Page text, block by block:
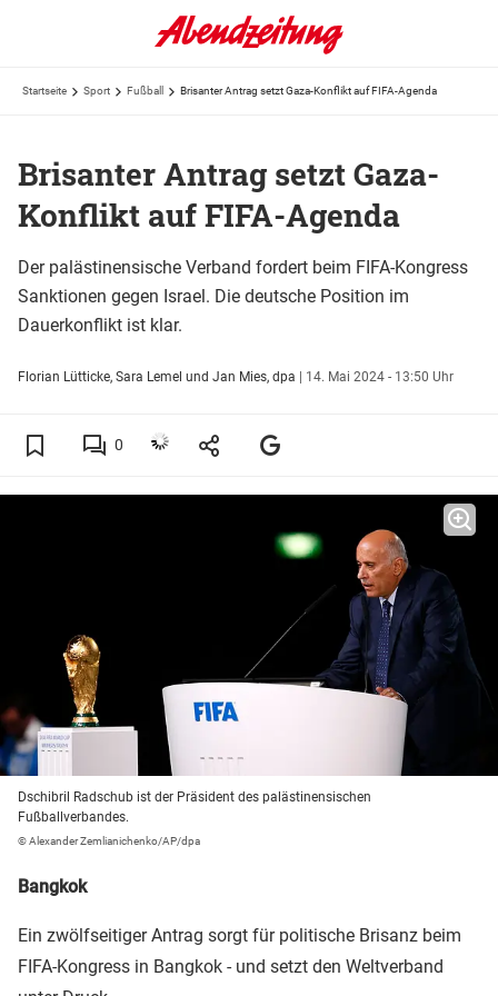
Startseite Sport Fußball Brisanter Antrag setzt Gaza-Konflikt auf FIFA-Agenda
Brisanter Antrag setzt Gaza-
Konflikt auf FIFA-Agenda
Der palästinensische Verband fordert beim FIFA-Kongress
Sanktionen gegen Israel. Die deutsche Position im
Dauerkonflikt ist klar.
Florian Lütticke, Sara Lemel und Jan Mies, dpa | 14. Mai 2024 - 13:50 Uhr
0
Dschibril Radschub ist der Präsident des palästinensischen
Fußballverbandes.
© Alexander Zemlianichenko/AP/dpa
Bangkok
Ein zwölfseitiger Antrag sorgt für politische Brisanz beim
FIFA-Kongress in Bangkok - und setzt den Weltverband